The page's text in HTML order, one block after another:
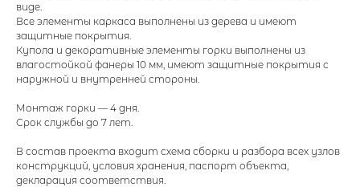
виде.
Все элементы каркаса выполнены из дерева и имеют
защитные покрытия.
Купола и декоративные элементы горки выполнены из
влагостойкой фанеры 10 мм, имеют защитные покрытия с
наружной и внутренней стороны.
Монтаж горки — 4 дня.
Срок службы до 7 лет.
В состав проекта входит схема сборки и разбора всех узлов
конструкций, условия хранения, паспорт объекта,
декларация соответствия.